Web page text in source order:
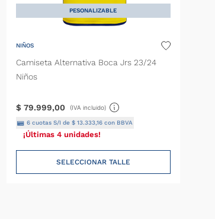
PESONALIZABLE
NIÑOS
Camiseta Alternativa Boca Jrs 23/24
Niños
$ 79.999,00 (IVA incluido)
6cuotas S/I de $ 13.333,16con BBVA
¡Últimas 4 unidades!
SELECCIONAR TALLE